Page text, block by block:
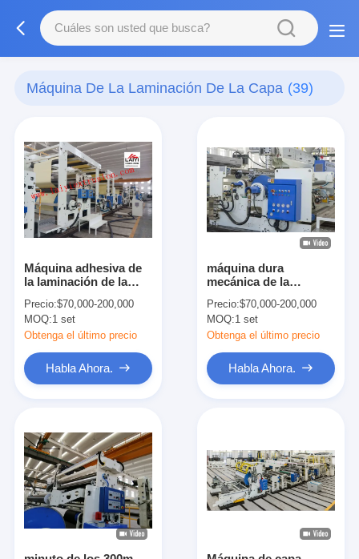
Máquina De La Laminación De La Capa (39)
Máquina adhesiva de
la laminación de la
Bopp
Precio:$70,000-200,000
MOQ:1 set
Obtenga el último precio
Habla Ahora.
máquina dura
mecánica de la
máquina mate de la
laminación de las
capas multi
Precio:$70,000-200,000
MOQ:1 set
Obtenga el último precio
Habla Ahora.